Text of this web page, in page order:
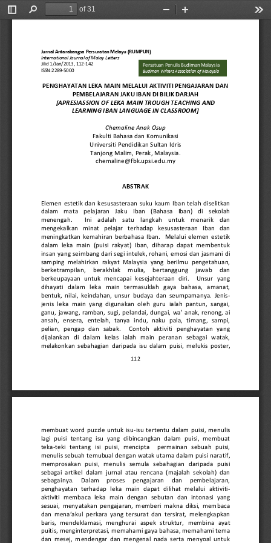
Toggle
Find
of 31
Zoom
112
Jurnal Antarabangsa Persuratan Melayu (RUMPUN)
International Journal of Malay Letters
Jilid 1/Jan/2013, 112-142
ISSN:2289-5000
PENGHAYATAN LEKA MAIN MELALUI AKTIVITI PENGAJARAN DAN
PEMBELAJARAN JAKU IBAN DI BILIK DARJAH
[APRESIASSION OF LEKA MAIN TROUGH TEACHING AND
LEARNING IBAN LANGUAGE IN CLASSROOM]
Chemaline Anak Osup
Fakulti Bahasa dan Komunikasi
Universiti Pendidikan Sultan Idris
Tanjong Malim, Perak, Malaysia.
chemaline@fbk.upsi.edu.my
ABSTRAK
Elemen  estetik  dan  kesusasteraan  suku  kaum  Iban  telah  diselitkan
dalam    mata    pelajaran    Jaku    Iban    (Bahasa    Iban)    di    sekolah
menengah.        Ini    adalah    satu    langkah    untuk    menarik    dan
mengekalkan   minat   pelajar   terhadap   kesusasteraan   Iban   dan
meningkatkan  kemahiran  berbahasa  Iban.    Melalui  elemen  estetik
dalam leka  main  (puisi  rakyat)  Iban,  diharap  dapat  membentuk
insan yang seimbang dari segi intelek, rohani, emosi dan jasmani di
samping  melahirkan  rakyat  Malaysia  yang  berilmu  pengetahuan,
berketrampilan,     berakhlak     mulia,     bertanggung     jawab     dan
berkeupayaan  untuk  mencapai  kesejahteraan  diri.    Unsur  yang
dihayati   dalam   leka   main   termasuklah   gaya   bahasa,   amanat,
bentuk,  nilai,  keindahan,  unsur  budaya  dan  seumpamanya.  Jenis-
jenis  leka  main  yang  digunakan  oleh  guru  ialah  pantun,  sangai,
ganu,  jawang, ramban,  sugi,  pelandai, dungai, wa’ anak, renong, ai
ansah,   ensera,   entelah,   tanya   indu,   naku   pala,   timang,   sampi,
pelian,   pengap   dan   sabak.      Contoh   aktiviti   penghayatan   yang
dijalankan   di   dalam   kelas   ialah   main   peranan   sebagai   watak,
melakonkan  sebahagian  daripada  isu  dalam  puisi,  melukis  poster,
Persatuan Penulis Budiman Malaysia
Budiman Writers Association of Malaysia
membuat  word  puzzle  untuk  isu-isu  tertentu  dalam  puisi,  menulis
lagi  puisi  tentang  isu  yang  dibincangkan  dalam  puisi,  membuat
teka-teki   tentang   isi  puisi,   mencipta     permainan   sebuah  puisi,
menulis sebuah temubual dengan watak utama dalam puisi naratif,
memprosakan   puisi,   menulis   semula   sebahagian   daripada   puisi
sebagai  artikel  dalam  jurnal  atau  rencana  (majalah  sekolah)  dan
sebagainya.     Dalam     proses     pengajaran     dan     pembelajaran,
penghayatan   terhadap  leka   main  dapat  dilihat   melalui aktiviti-
aktiviti  membaca  leka  main  dengan  sebutan  dan  intonasi  yang
sesuai,  menyatakan  pengajaran,  memberi  makna  diksi,  membaca
dan mena’akul perkara yang tersurat dan tersirat, melengkapkan
baris,  mendeklamasi,  menghurai  aspek  struktur,  membina  ayat
puitis, menginterpretasi, memahami gaya bahasa, memahami tema
dan  mesej,  mendengar  dan  mengenal  nada  serta  menyoal  untuk